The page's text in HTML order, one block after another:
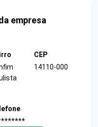
empresa
CEP
14110-000